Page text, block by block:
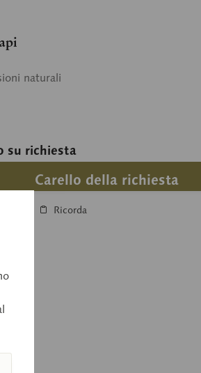
naturali
su richiesta
Carello della richiesta
Ricorda